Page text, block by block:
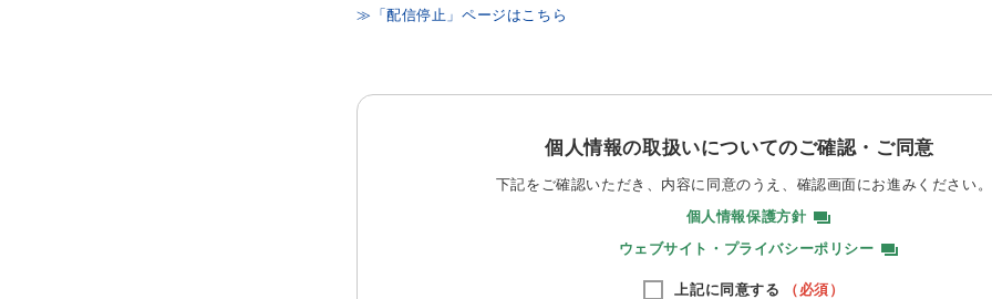
≫「配信停止」ページはこちら
個人情報の取扱いについてのご確認・ご同意
下記をご確認いただき、内容に同意のうえ、 確認画面にお進みください。
個人情報保護方針
ウェブサイト・プライバシーポリシー
上記に同意する （必須）